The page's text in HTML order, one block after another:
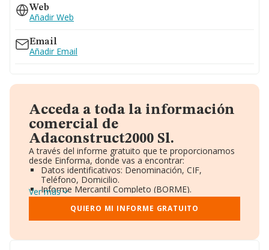
Web
Añadir Web
Email
Añadir Email
Acceda a toda la información
comercial de
Adaconstruct2000 Sl.
A través del informe gratuito que te proporcionamos
desde Einforma, donde vas a encontrar:
Datos identificativos: Denominación, CIF,
Teléfono, Domicilio.
Informe Mercantil Completo (BORME).
Gráficos de Evolución Ventas y Empleados.
Consejo de Administración y Administradores.
Directivos y Ejecutivos.
Ver más
QUIERO MI INFORME GRATUITO